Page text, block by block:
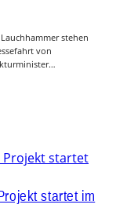
stehen
von
startet im